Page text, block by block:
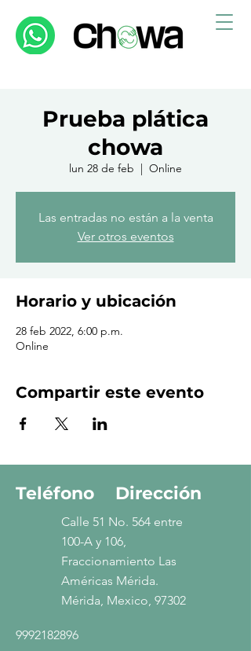
Prueba plática
chowa
lun 28 de feb
  |
Online
Las entradas no están a la venta
Ver otros eventos
Horario y ubicación
28 feb 2022, 6:00 p.m.
Online
Compartir este evento
Teléfono Dirección
Calle 51 No. 564 entre
100-A y 106,
Fraccionamiento Las
Américas Mérida.
Mérida, Mexico, 97302
9992182896